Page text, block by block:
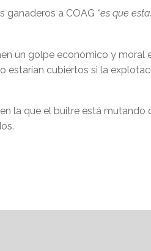
ganaderos a COAG “es que
un golpe económico y
estarían cubiertos si la
la que el buitre está